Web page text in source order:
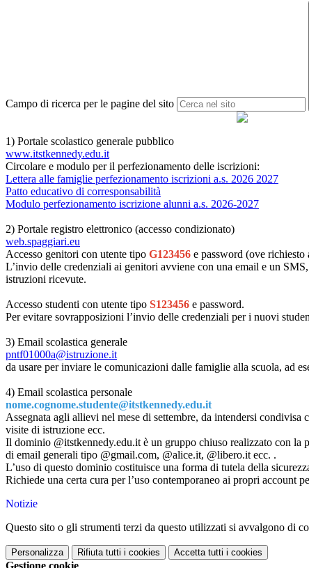
Campo di ricerca per le pagine del sito
1) Portale scolastico generale pubblico
www.itstkennedy.edu.it
Circolare e modulo per il perfezionamento delle iscrizioni:
Lettera alle famiglie perfezionamento iscrizioni a.s. 2026 2027
Patto educativo di corresponsabilità
Modulo perfezionamento iscrizione alunni a.s. 2026-2027
2) Portale registro elettronico (accesso condizionato)
web.spaggiari.eu
Accesso genitori con utente tipo G123456 e password (ove richiesto
L’invio delle credenziali ai genitori avviene con una email e un
istruzioni ricevute.
Accesso studenti con utente tipo S123456 e password.
Per evitare sovrapposizioni l’invio delle credenziali per i nuovi
3) Email scolastica generale
pntf01000a@istruzione.it
da usare per inviare le comunicazioni dalle famiglie alla scuola, ad
4) Email scolastica personale
nome.cognome.studente@itstkennedy.edu.it
Assegnata agli allievi nel mese di settembre, da intendersi
visite di istruzione ecc.
Il dominio @itstkennedy.edu.it è un gruppo chiuso realizzato con la
di email generali tipo @gmail.com, @alice.it, @libero.it ecc. .
L’uso di questo dominio costituisce una forma di tutela della
Richiede una certa cura per l’uso contemporaneo ai propri
Notizie
Questo sito o gli strumenti terzi da questo utilizzati si avvalgono di
Personalizza Rifiuta tutti i cookies Accetta tutti i cookies